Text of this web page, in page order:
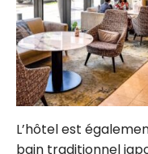
L’hôtel est
bain traditionnel